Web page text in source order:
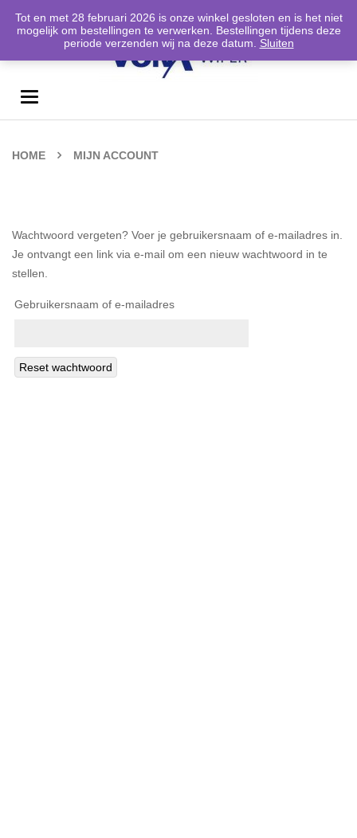
Toggle
HOME MIJN ACCOUNT
Wachtwoord vergeten? Voer je gebruikersnaam of e-mailadres in.
Je ontvangt een link via e-mail om een nieuw wachtwoord in te
stellen.
Gebruikersnaam of e-mailadres
Reset wachtwoord
Tot en met 28 februari 2026 is onze winkel gesloten en is het niet
mogelijk om bestellingen te verwerken. Bestellingen tijdens deze
periode verzenden wij na deze datum. Sluiten